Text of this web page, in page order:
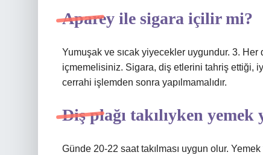
Aparey ile sigara içilir mi?
Yumuşak ve sıcak yiyecekler uygundur. 3.
içmemelisiniz. Sigara, diş etlerini tahriş ettiği,
cerrahi işlemden sonra yapılmamalıdır.
Diş plağı takılıyken yemek
Günde 20-22 saat takılması uygun olur. Yemek